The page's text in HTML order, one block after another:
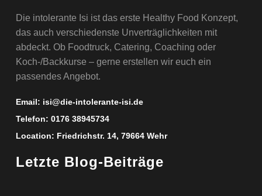
Die intolerante Isi ist das erste Healthy Food Konzept,
das auch verschiedenste Unverträglichkeiten mit
abdeckt. Ob Foodtruck, Catering, Coaching oder
Koch-/Backkurse – gerne erstellen wir euch ein
passendes Angebot.
Email: isi@die-intolerante-isi.de
Telefon: 0176 38945734
Location: Friedrichstr. 14, 79664 Wehr
Letzte Blog-Beiträge